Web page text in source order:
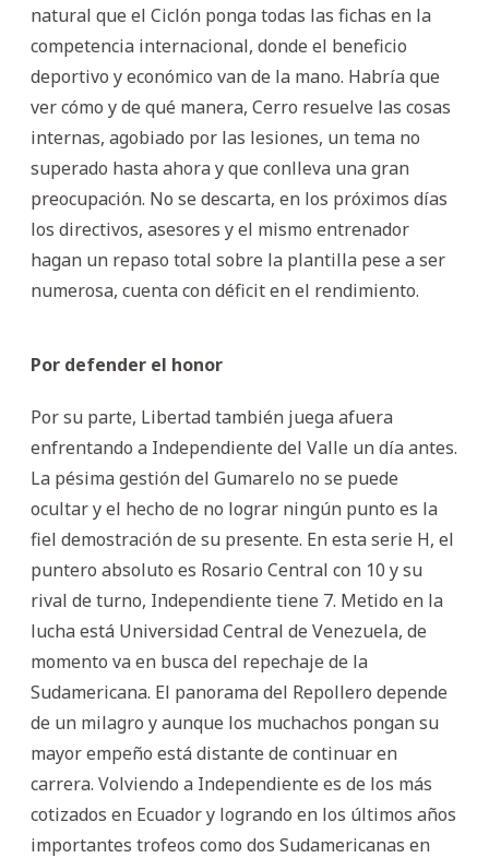
natural que el Ciclón ponga todas las fichas en la
competencia internacional, donde el beneficio
deportivo y económico van de la mano. Habría que
ver cómo y de qué manera, Cerro resuelve las cosas
internas, agobiado por las lesiones, un tema no
superado hasta ahora y que conlleva una gran
preocupación. No se descarta, en los próximos días
los directivos, asesores y el mismo entrenador
hagan un repaso total sobre la plantilla pese a ser
numerosa, cuenta con déficit en el rendimiento.
Por defender el honor
Por su parte, Libertad también juega afuera
enfrentando a Independiente del Valle un día antes.
La pésima gestión del Gumarelo no se puede
ocultar y el hecho de no lograr ningún punto es la
fiel demostración de su presente. En esta serie H, el
puntero absoluto es Rosario Central con 10 y su
rival de turno, Independiente tiene 7. Metido en la
lucha está Universidad Central de Venezuela, de
momento va en busca del repechaje de la
Sudamericana. El panorama del Repollero depende
de un milagro y aunque los muchachos pongan su
mayor empeño está distante de continuar en
carrera. Volviendo a Independiente es de los más
cotizados en Ecuador y logrando en los últimos años
importantes trofeos como dos Sudamericanas en